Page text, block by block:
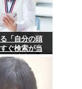
「自分の頭
ぐ検索が当
至上主義